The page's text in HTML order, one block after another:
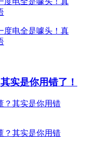
实是你用错了！